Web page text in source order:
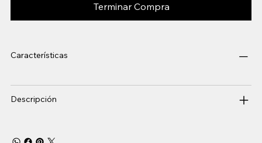
Terminar Compra
Características
Descripción